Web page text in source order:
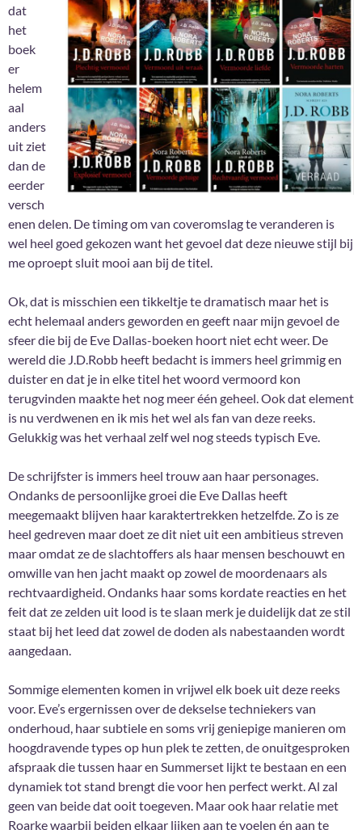
dat
het
boek
er
helem
aal
anders
uit ziet
dan de
eerder
versch
enen delen. De timing om van coveromslag te veranderen is
wel heel goed gekozen want het gevoel dat deze nieuwe stijl bij
me oproept sluit mooi aan bij de titel.
Ok, dat is misschien een tikkeltje te dramatisch maar het is
echt helemaal anders geworden en geeft naar mijn gevoel de
sfeer die bij de Eve Dallas-boeken hoort niet echt weer. De
wereld die J.D.Robb heeft bedacht is immers heel grimmig en
duister en dat je in elke titel het woord vermoord kon
terugvinden maakte het nog meer één geheel. Ook dat element
is nu verdwenen en ik mis het wel als fan van deze reeks.
Gelukkig was het verhaal zelf wel nog steeds typisch Eve.
De schrijfster is immers heel trouw aan haar personages.
Ondanks de persoonlijke groei die Eve Dallas heeft
meegemaakt blijven haar karaktertrekken hetzelfde. Zo is ze
heel gedreven maar doet ze dit niet uit een ambitieus streven
maar omdat ze de slachtoffers als haar mensen beschouwt en
omwille van hen jacht maakt op zowel de moordenaars als
rechtvaardigheid. Ondanks haar soms kordate reacties en het
feit dat ze zelden uit lood is te slaan merk je duidelijk dat ze stil
staat bij het leed dat zowel de doden als nabestaanden wordt
aangedaan.
Sommige elementen komen in vrijwel elk boek uit deze reeks
voor. Eve’s ergernissen over de dekselse techniekers van
onderhoud, haar subtiele en soms vrij geniepige manieren om
hoogdravende types op hun plek te zetten, de onuitgesproken
afspraak die tussen haar en Summerset lijkt te bestaan en een
dynamiek tot stand brengt die voor hen perfect werkt. Al zal
geen van beide dat ooit toegeven. Maar ook haar relatie met
Roarke waarbij beiden elkaar lijken aan te voelen én aan te